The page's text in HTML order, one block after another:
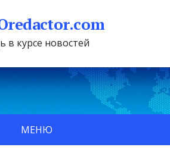
в курсе новостей
МЕНЮ